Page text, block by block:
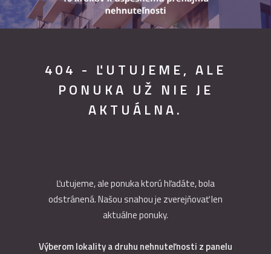
404 - ĽUTUJEME, ALE
PONUKA UŽ NIE JE
AKTUÁLNA.
Ľutujeme, ale ponuka ktorú hľadáte, bola
odstránená. Našou snahou je zverejňovať len
aktuálne ponuky.
Výberom lokality a druhu nehnuteľnosti z panelu